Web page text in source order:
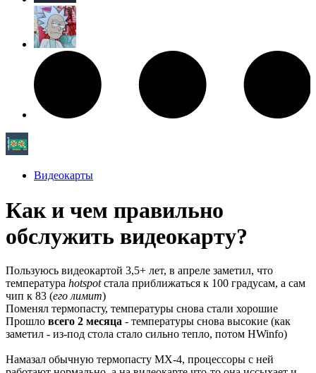
Видеокарты
Как и чем правильно
обслужить видеокарту?
Пользуюсь видеокартой 3,5+ лет, в апреле заметил, что
температура hotspotстала приближаться к 100 градусам, а сам
чип к 83 (его лимит)
Поменял термопасту, температуры снова стали хорошие
Прошло всего 2 месяца - температуры снова высокие (как
заметил - из-под стола стало сильно тепло, потом HWinfo)
Намазал обычную термопасту МХ-4, процессоры с ней